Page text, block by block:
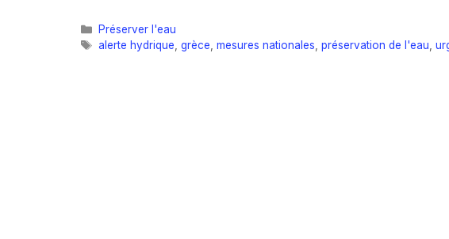
Catégories
Préserver l'eau
Étiquettes
alerte hydrique grèce mesures nationales préservation de l'eau